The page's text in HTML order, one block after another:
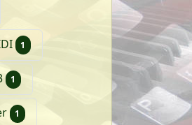
1 artikel
1 artikel
1 artikel